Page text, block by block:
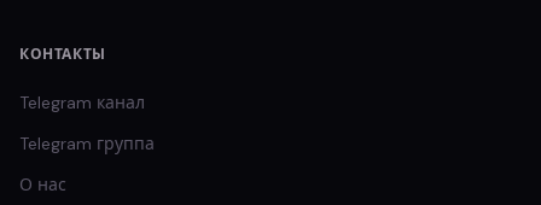
КОНТАКТЫ
Telegram канал
Telegram группа
О нас